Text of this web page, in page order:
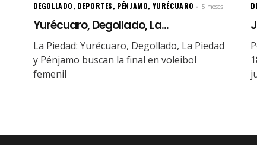
DEGOLLADO, DEPORTES, PÉNJAMO, YURÉCUARO 5 meses.
Yurécuaro, Degollado, La...
La Piedad: Yurécuaro, Degollado, La Piedad
y Pénjamo buscan la final en voleibol
femenil